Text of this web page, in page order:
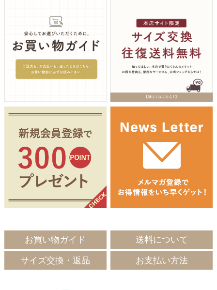
お買い物ガイド 送料について
サイズ交換・返品 お支払い方法